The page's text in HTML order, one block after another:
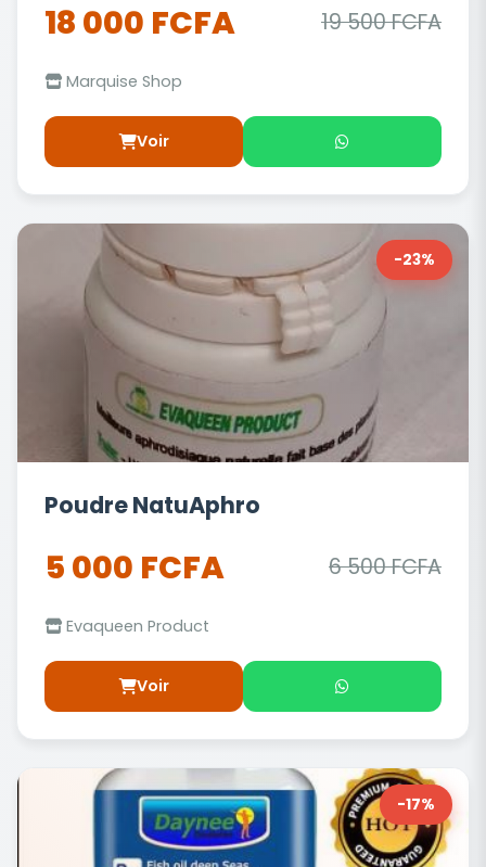
18 000 FCFA 19 500 FCFA
Marquise Shop
Voir
-23%
Poudre NatuAphro
5 000 FCFA 6 500 FCFA
Evaqueen Product
Voir
-17%